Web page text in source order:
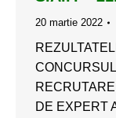
20 martie 2022
DE EXPERT